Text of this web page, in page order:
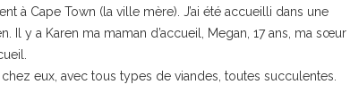
à Cape Town (la ville mère). J’ai été accueilli dans une
y a Karen ma maman d’accueil, Megan, 17 ans, ma sœur
eux, avec tous types de viandes, toutes succulentes.